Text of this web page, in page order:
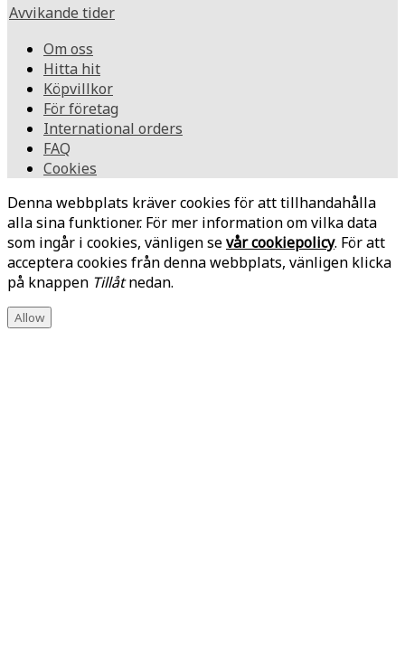
Avvikande tider
Om oss
Hitta hit
Köpvillkor
För företag
International orders
FAQ
Cookies
Denna webbplats kräver cookies för att tillhandahålla
alla sina funktioner. För mer information om vilka data
som ingår i cookies, vänligen sevår cookiepolicy. För att
acceptera cookies från denna webbplats, vänligen klicka
på knappen Tillåtnedan.
Allow